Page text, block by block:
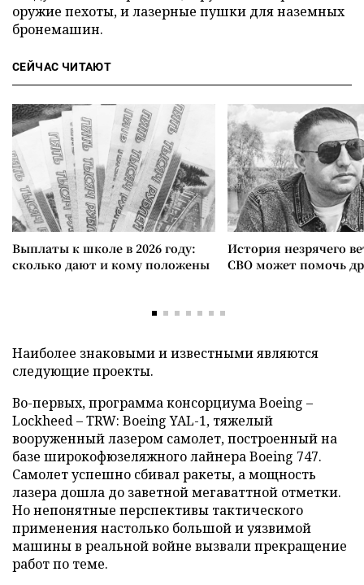
оружие пехоты, и лазерные пушки для наземных
бронемашин.
СЕЙЧАС ЧИТАЮТ
Выплаты к школе в 2026 году:
сколько дают и кому положены
История незрячего
СВО может помочь
Наиболее знаковыми и известными являются
следующие проекты.
Во-первых, программа консорциума Boeing –
Lockheed – TRW: Boeing YAL-1, тяжелый
вооруженный лазером самолет, построенный на
базе широкофюзеляжного лайнера Boeing 747.
Самолет успешно сбивал ракеты, а мощность
лазера дошла до заветной мегаваттной отметки.
Но непонятные перспективы тактического
применения настолько большой и уязвимой
машины в реальной войне вызвали прекращение
работ по теме.